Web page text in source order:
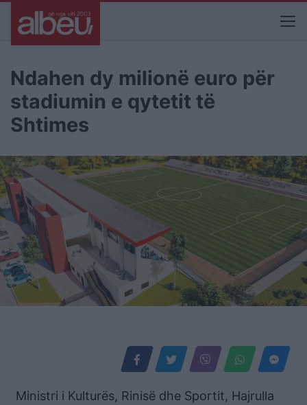
Ndahen dy milionë euro për
stadiumin e qytetit të
Shtimes
Ministri i Kulturës, Rinisë dhe Sportit, Hajrulla